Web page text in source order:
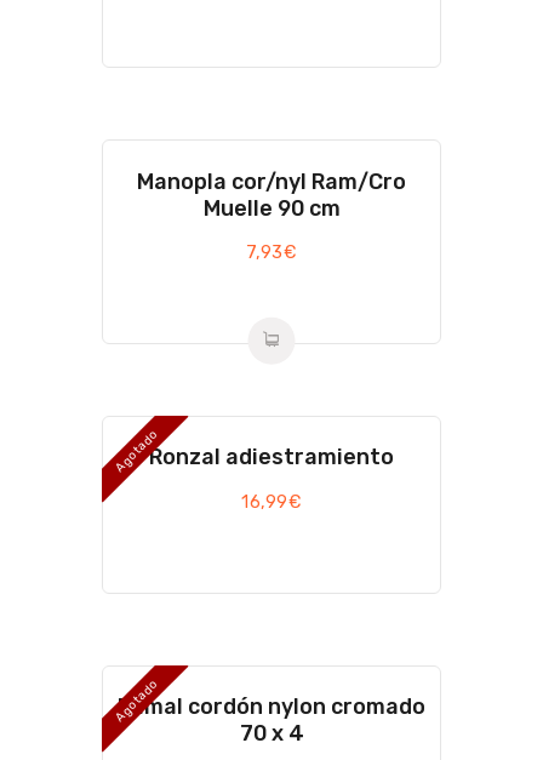
Manopla cor/nyl Ram/Cro
Muelle 90 cm
7,93€
AgotadoRonzal adiestramiento
16,99€
Agotado
Ramal cordón nylon cromado
70 x 4